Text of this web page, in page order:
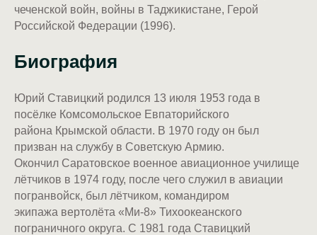
чеченской войн, войны в Таджикистане, Герой
Российской Федерации (1996).
Биография
Юрий Ставицкий родился 13 июля 1953 года в
посёлке Комсомольское Евпаторийского
района Крымской области. В 1970 году он был
призван на службу в Советскую Армию.
Окончил Саратовское военное авиационное училище
лётчиков в 1974 году, после чего служил в авиации
погранвойск, был лётчиком, командиром
экипажа вертолёта «Ми-8» Тихоокеанского
пограничного округа. С 1981 года Ставицкий